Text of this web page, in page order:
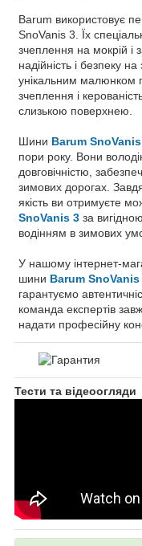
Barum використовує
SnoVanis 3. Їх
зчеплення на мокрій і
надійність і безпеку
унікальним малюнком
зчеплення і
слизькою поверхнею.
Шини Barum
пори року. Вони
довговічністю,
зимових дорогах.
якість ви отримуєте
SnoVanis 3 за
водінням в зимових
У нашому інтернет-
шини Barum SnoVanis
гарантуємо
команда експертів
надати професійну
Тести та відеоогляди